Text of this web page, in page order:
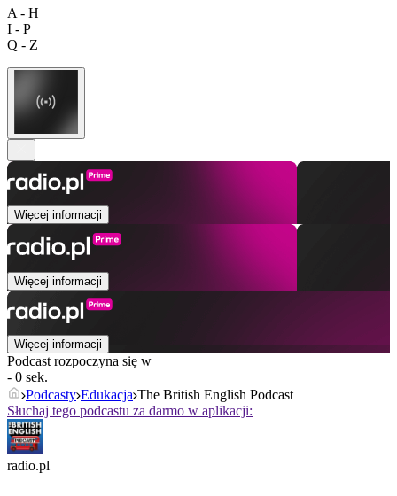
A - H
I - P
Q - Z
Więcej informacji
Więcej informacji
Więcej informacji
Podcast rozpoczyna się w
- 0 sek.
Podcasty Edukacja The British English Podcast
Słuchaj tego podcastu za darmo w aplikacji:
radio.pl